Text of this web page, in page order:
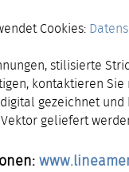
Cookies:
stilisierte
kontaktieren Sie
gezeichnet und
geliefert